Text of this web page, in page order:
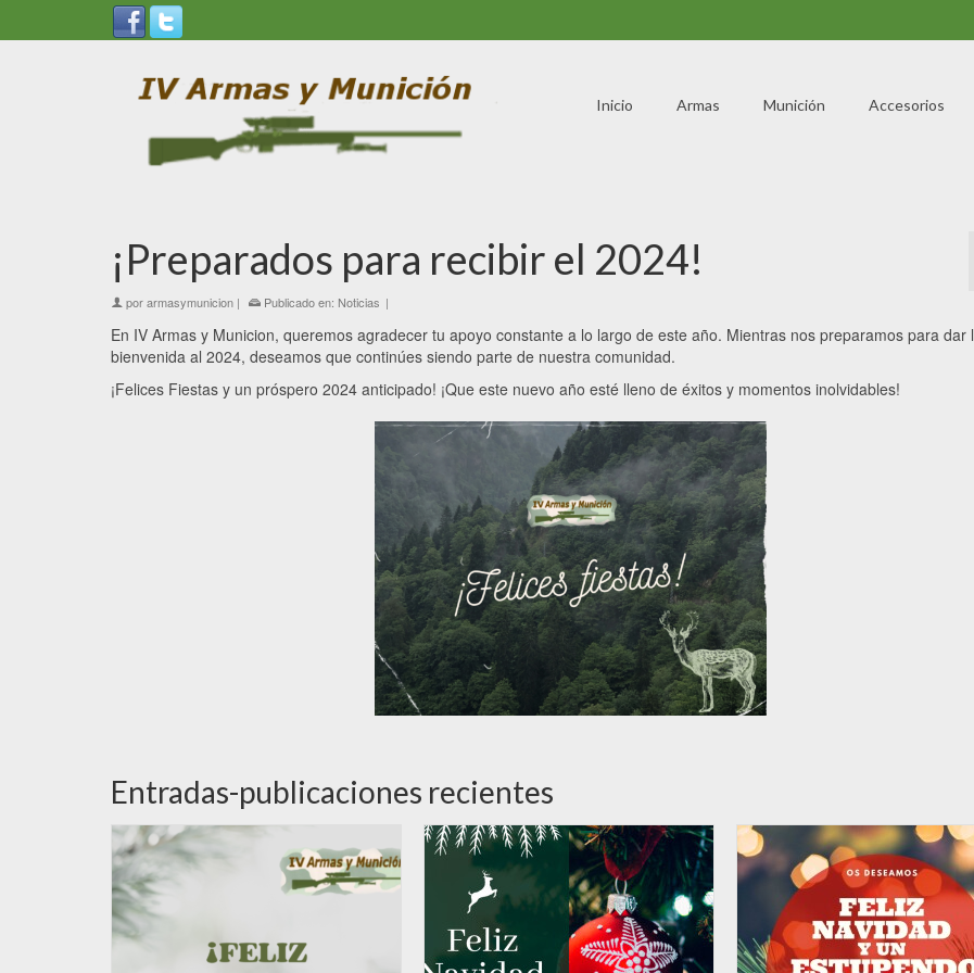
Inicio Armas Munición Accesorios
¡Preparados para recibir el 2024!
porarmasymunicion | Publicado en: Noticias |
En IV Armas y Municion, queremos agradecer tu apoyo constante a lo largo de este año. Mientras nos preparamos para dar
bienvenida al 2024, deseamos que continúes siendo parte de nuestra comunidad.
¡Felices Fiestas y un próspero 2024 anticipado! ¡Que este nuevo año esté lleno de éxitos y momentos inolvidables!
Entradas-publicaciones recientes